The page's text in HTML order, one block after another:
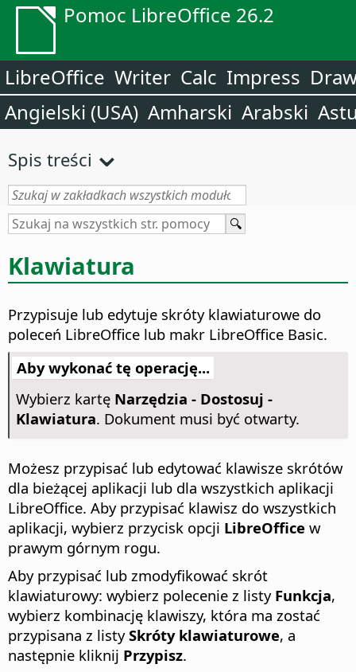
Pomoc LibreOffice 26.2
LibreOffice Writer Calc Impress
Angielski (USA) Amharski Arabski
Spis treści
Klawiatura
Przypisuje lub edytuje skróty klawiaturowe do
poleceń LibreOffice lub makr LibreOffice Basic.
Aby wykonać tę operację...
Wybierz kartę Narzędzia - Dostosuj -
Klawiatura. Dokument musi być otwarty.
Możesz przypisać lub edytować klawisze skrótów
dla bieżącej aplikacji lub dla wszystkich aplikacji
LibreOffice. Aby przypisać klawisz do wszystkich
aplikacji, wybierz przycisk opcji LibreOffice w
prawym górnym rogu.
Aby przypisać lub zmodyfikować skrót
klawiaturowy: wybierz polecenie z listy Funkcja,
wybierz kombinację klawiszy, która ma zostać
przypisana z listySkróty klawiaturowe, a
następnie kliknij Przypisz.